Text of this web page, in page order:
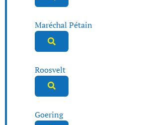
Maréchal Pétain
Roosvelt
Goering